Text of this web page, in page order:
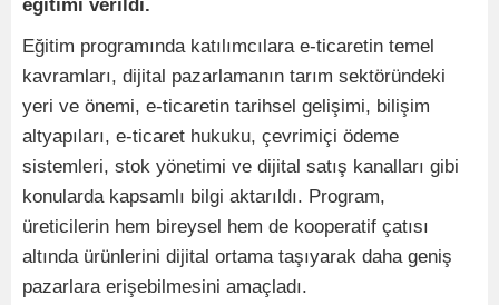
eğitimi verildi.
Eğitim programında katılımcılara e-ticaretin temel
kavramları, dijital pazarlamanın tarım sektöründeki
yeri ve önemi, e-ticaretin tarihsel gelişimi, bilişim
altyapıları, e-ticaret hukuku, çevrimiçi ödeme
sistemleri, stok yönetimi ve dijital satış kanalları gibi
konularda kapsamlı bilgi aktarıldı. Program,
üreticilerin hem bireysel hem de kooperatif çatısı
altında ürünlerini dijital ortama taşıyarak daha geniş
pazarlara erişebilmesini amaçladı.